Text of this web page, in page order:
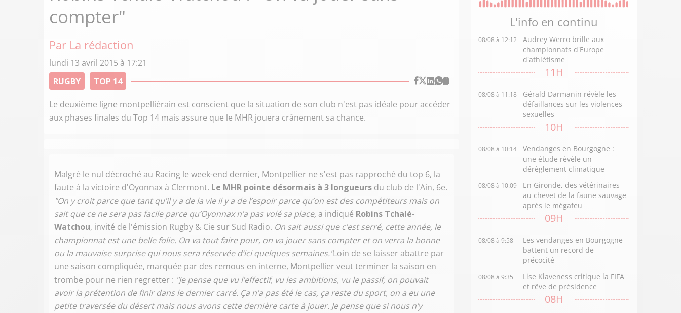
compter"
Par La rédaction
lundi 13 avril 2015 à 17:21
RUGBY
TOP 14
Le deuxième ligne montpelliérain est conscient que la situation de son club n'est pas idéale pour accéder
aux phases finales du Top 14 mais assure que le MHR jouera crânement sa chance.
Malgré le nul décroché au Racing le week-end dernier, Montpellier ne s'est pas rapproché du top 6, la
faute à la victoire d'Oyonnax à Clermont. Le MHR pointe désormais à 3 longueurs du club de l'Ain, 6e.
"On y croit parce que tant qu’il y a de la vie il y a de l’espoir parce qu’on est des compétiteurs mais on
sait que ce ne sera pas facile parce qu’Oyonnax n’a pas volé sa place, a indiqué Robins Tchalé-
Watchou, invité de l'émission Rugby & Cie sur Sud Radio. On sait aussi que c’est serré, cette année, le
championnat est une belle folie. On va tout faire pour, on va jouer sans compter et on verra la bonne
ou la mauvaise surprise qui nous sera réservée d’ici quelques semaines."Loin de se laisser abattre par
une saison compliquée, marquée par des remous en interne, Montpellier veut terminer la saison en
trombe pour ne rien regretter : "Je pense que vu l’effectif, vu les ambitions, vu le passif, on pouvait
avoir la prétention de finir dans le dernier carré. Ça n’a pas été le cas, ça reste du sport, on a eu une
petite traversée du désert mais nous avons cette dernière carte à jouer. Je pense que si nous n’y
L'info en continu
08/08 à 12:12
Audrey Werro brille aux
championnats d'Europe
d'athlétisme
11H
08/08 à 11:18
Gérald Darmanin révèle les
défaillances sur les violences
sexuelles
10H
08/08 à 10:14
Vendanges en Bourgogne :
une étude révèle un
dérèglement climatique
08/08 à 10:09
En Gironde, des vétérinaires
au chevet de la faune sauvage
après le mégafeu
09H
08/08 à 9:58
Les vendanges en Bourgogne
battent un record de
précocité
08/08 à 9:35
Lise Klaveness critique la FIFA
et rêve de présidence
08H